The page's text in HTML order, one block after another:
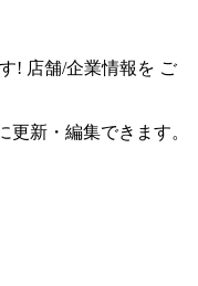
! 店舗/企業情報を ご
新・編集できます。